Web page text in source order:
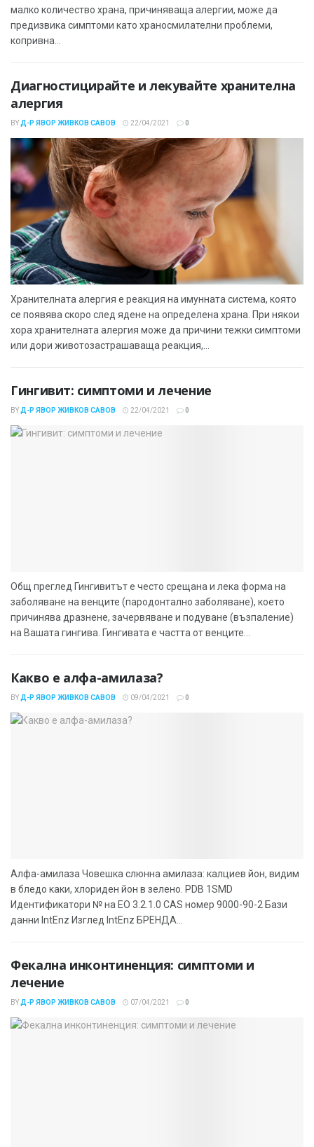
малко количество храна, причиняваща алергии, може да
предизвика симптоми като храносмилателни проблеми,
копривна...
Диагностицирайте и лекувайте хранителна
алергия
BY Д-Р ЯВОР ЖИВКОВ САВОВ 22/04/2021 0
Хранителната алергия е реакция на имунната система, която
се появява скоро след ядене на определена храна. При някои
хора хранителната алергия може да причини тежки симптоми
или дори животозастрашаваща реакция,...
Гингивит: симптоми и лечение
BY Д-Р ЯВОР ЖИВКОВ САВОВ 22/04/2021 0
Общ преглед Гингивитът е често срещана и лека форма на
заболяване на венците (пародонтално заболяване), което
причинява дразнене, зачервяване и подуване (възпаление)
на Вашата гингива. Гингивата е частта от венците...
Какво е алфа-амилаза?
BY Д-Р ЯВОР ЖИВКОВ САВОВ 09/04/2021 0
Алфа-амилаза Човешка слюнна амилаза: калциев йон, видим
в бледо каки, ​​хлориден йон в зелено. PDB 1SMD
Идентификатори № на ЕО 3.2.1.0 CAS номер 9000-90-2 Бази
данни IntEnz Изглед IntEnz БРЕНДА...
Фекална инконтиненция: симптоми и
лечение
BY Д-Р ЯВОР ЖИВКОВ САВОВ 07/04/2021 0